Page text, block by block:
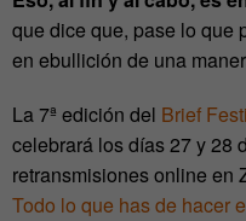
que dice que, pase lo que
en ebullición de una
La 7ª edición del Brief
celebrará los días 27 y 28
retransmisiones online en
Todo lo que has de hacer